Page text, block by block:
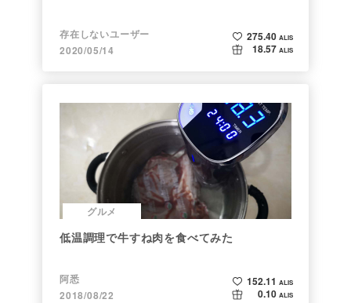
存在しないユーザー
2020/05/14
275.40 ALIS
18.57 ALIS
グルメ
低温調理で牛すね肉を食べてみた
阿悉
2018/08/22
152.11 ALIS
0.10 ALIS